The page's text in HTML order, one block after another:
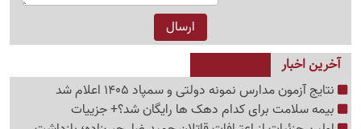
آخرین اخبار
نتایج آزمون مدارس نمونه دولتی و سمپاد 1405 اعلام شد
بیمه سلامت برای کدام دهک ها رایگان شد؟+ جزییات